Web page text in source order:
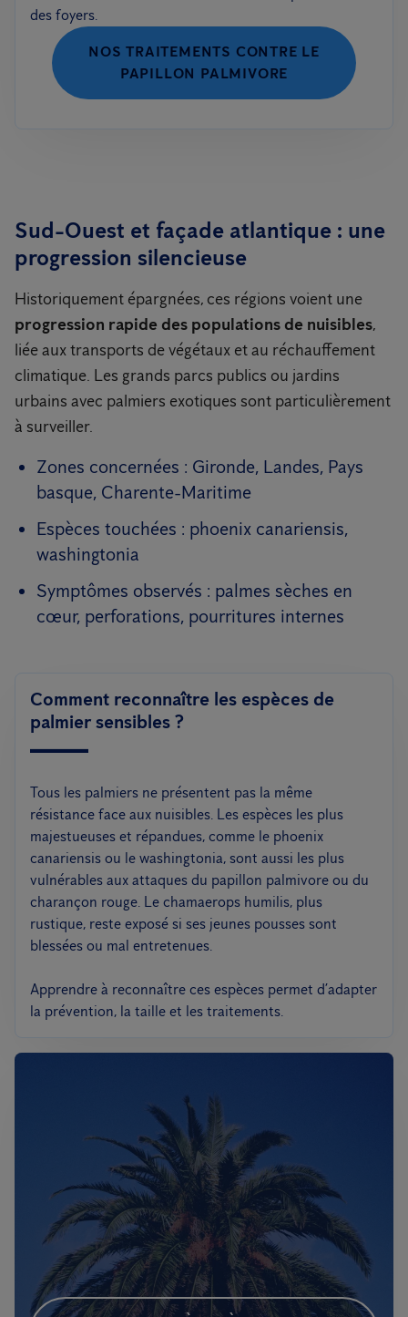
des foyers.
NOS TRAITEMENTS CONTRE LE
PAPILLON PALMIVORE
Sud-Ouest et façade atlantique : une
progression silencieuse
Historiquement épargnées, ces régions voient une
progression rapide des populations de nuisibles,
liée aux transports de végétaux et au réchauffement
climatique. Les grands parcs publics ou jardins
urbains avec palmiers exotiques sont particulièrement
à surveiller.
Zones concernées : Gironde, Landes, Pays
basque, Charente-Maritime
Espèces touchées : phoenix canariensis,
washingtonia
Symptômes observés : palmes sèches en
cœur, perforations, pourritures internes
Comment reconnaître les espèces de
palmier sensibles ?
Tous les palmiers ne présentent pas la même
résistance face aux nuisibles. Les espèces les plus
majestueuses et répandues, comme le phoenix
canariensis ou le washingtonia, sont aussi les plus
vulnérables aux attaques du papillon palmivore ou du
charançon rouge. Le chamaerops humilis, plus
rustique, reste exposé si ses jeunes pousses sont
blessées ou mal entretenues.
Apprendre à reconnaître ces espèces permet d’adapter
la prévention, la taille et les traitements.